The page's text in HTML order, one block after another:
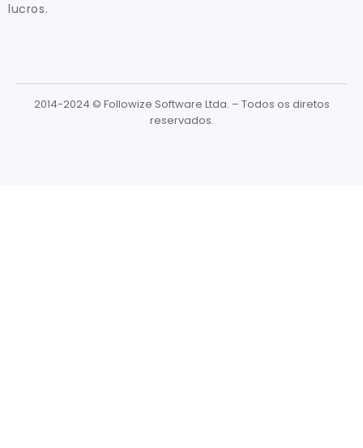
lucros.
2014-2024 © Followize Software Ltda. – Todos os diretos
reservados.